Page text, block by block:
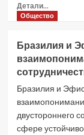
испанского
языков
Детали...
больше
России
экономику
4
Общество
Бразилия и
Бразилия и
двустороннего
сфере